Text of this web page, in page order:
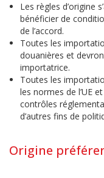
Les règles d’origine
bénéficier de
de l’accord.
Toutes les
douanières et
importatrice.
Toutes les
les normes de l’UE
contrôles
d’autres fins de
Origine